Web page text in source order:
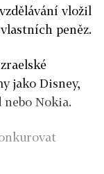
vložil
peněz.
jako Disney,
Nokia.